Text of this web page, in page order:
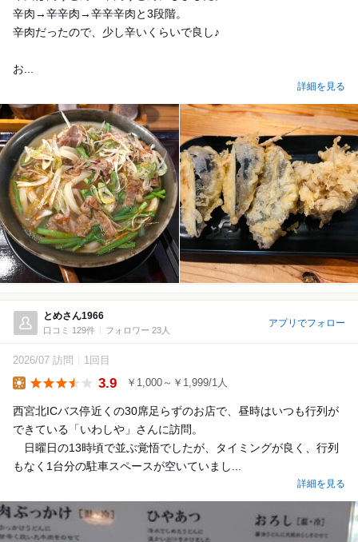
辛肉→辛辛肉→辛辛辛肉と3段階。
辛肉だったので、少し辛いくらいで良し♪
お...
詳細を見る
とめさん1966
口コミ 129件 フォロワー 23人
アプリでフォロー
2026/07 訪問 1回目
3.9 ￥1,000～￥1,999/1人
西宮北ICバス停近くの30席足らずのお店で、昼時はいつも行列が
できている「いわしや」さんに訪問。
日曜日の13時頃で並ぶ覚悟でしたが、タイミングが良く、行列
もなく1台分の駐車スペースが空いていまし...
詳細を見る